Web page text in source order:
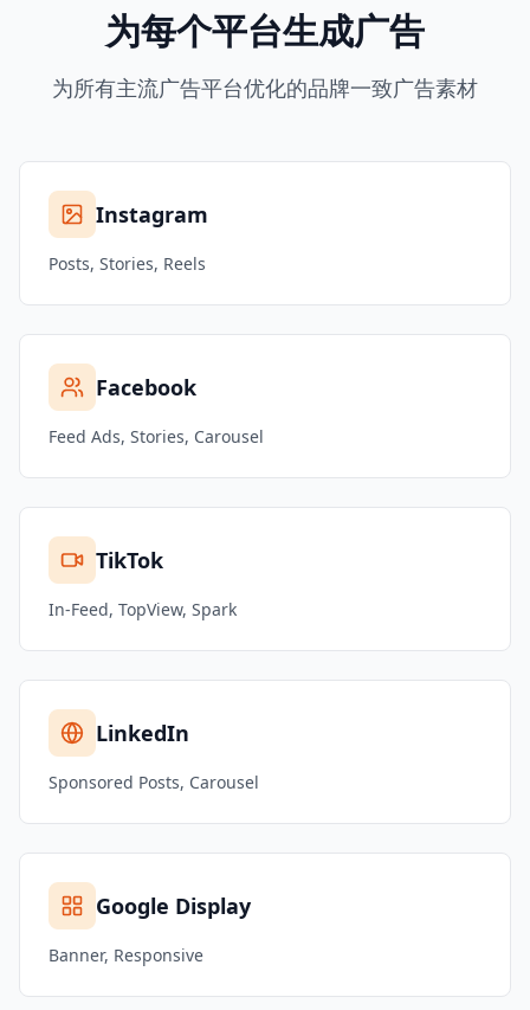
为每个平台生成广告
为所有主流广告平台优化的品牌一致广告素材
Instagram
Posts, Stories, Reels
Facebook
Feed Ads, Stories, Carousel
TikTok
In-Feed, TopView, Spark
LinkedIn
Sponsored Posts, Carousel
Google Display
Banner, Responsive